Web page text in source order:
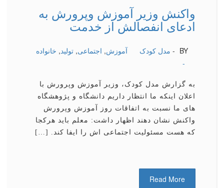
واکنش وزیر آموزش وپرورش به
ادعای انفصالش از خدمت
BY - مدل کودک آموزش, اجتماعی, تولید, خانواده
-
به گزارش مدل کودک، وزیر آموزش وپرورش با
اعلان اینکه ما انتظار داریم دانشگاه و پژوهشگاه
های ما نسبت به اتفاقات روز آموزش وپرورش
واکنش نشان دهند اظهار داشت: معلم باید هرکجا
که هست مسئولیت اجتماعی اش را ایفا کند. […]
Read More